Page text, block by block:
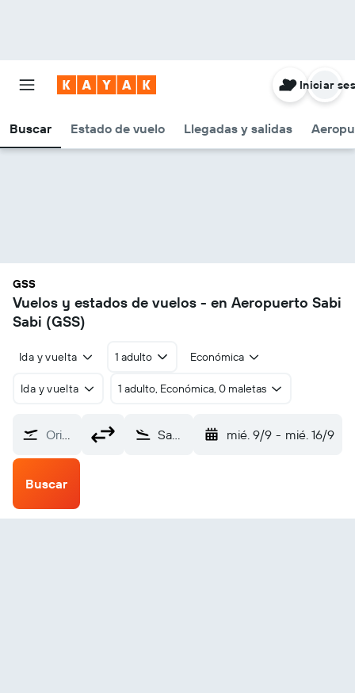
Buscar Estado de vuelo Llegadas y salidas
Iniciar
GSS
Vuelos y estados de vuelos - en Aeropuerto Sabi
Sabi (GSS)
Ida y vuelta 1 adulto Económica
Ida y vuelta 1 adulto, Económica, 0 maletas
Origen Sabi Sabi (GSS) mié. 9/9 - mié. 16/9
Buscar